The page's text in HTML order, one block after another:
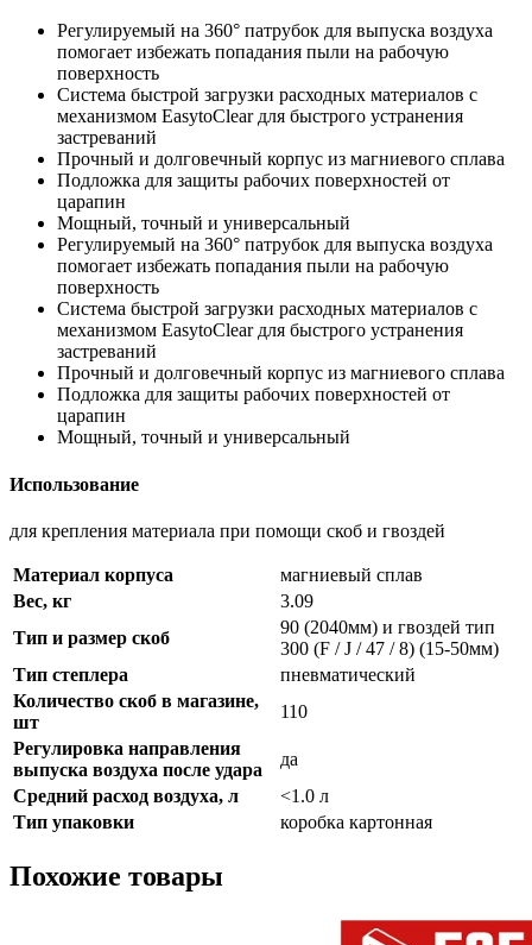
Регулируемый на 360° патрубок для выпуска воздуха
помогает избежать попадания пыли на рабочую
поверхность
Система быстрой загрузки расходных материалов с
механизмом EasytoClear для быстрого устранения
застреваний
Прочный и долговечный корпус из магниевого сплава
Подложка для защиты рабочих поверхностей от
царапин
Мощный, точный и универсальный
Регулируемый на 360° патрубок для выпуска воздуха
помогает избежать попадания пыли на рабочую
поверхность
Система быстрой загрузки расходных материалов с
механизмом EasytoClear для быстрого устранения
застреваний
Прочный и долговечный корпус из магниевого сплава
Подложка для защиты рабочих поверхностей от
царапин
Мощный, точный и универсальный
Использование
для крепления материала при помощи скоб и гвоздей
Материал корпуса
магниевый сплав
Вес, кг
3.09
Тип и размер скоб
90 (2040мм) и гвоздей тип
300 (F / J / 47 / 8) (15-50мм)
Тип степлера
пневматический
Количество скоб в магазине,
шт
110
Регулировка направления
выпуска воздуха после удара
да
Средний расход воздуха, л
<1.0 л
Тип упаковки
коробка картонная
Похожие товары